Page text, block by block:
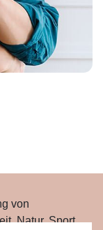
von
Natur, Sport